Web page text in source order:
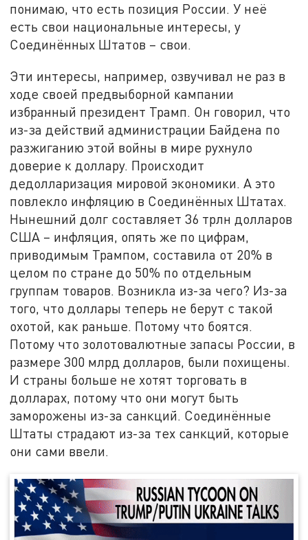
понимаю, что есть позиция России. У неё
есть свои национальные интересы, у
Соединённых Штатов – свои.
Эти интересы, например, озвучивал не раз в
ходе своей предвыборной кампании
избранный президент Трамп. Он говорил, что
из-за действий администрации Байдена по
разжиганию этой войны в мире рухнуло
доверие к доллару. Происходит
дедолларизация мировой экономики. А это
повлекло инфляцию в Соединённых Штатах.
Нынешний долг составляет 36 трлн долларов
США – инфляция, опять же по цифрам,
приводимым Трампом, составила от 20% в
целом по стране до 50% по отдельным
группам товаров. Возникла из-за чего? Из-за
того, что доллары теперь не берут с такой
охотой, как раньше. Потому что боятся.
Потому что золотовалютные запасы России, в
размере 300 млрд долларов, были похищены.
И страны больше не хотят торговать в
долларах, потому что они могут быть
заморожены из-за санкций. Соединённые
Штаты страдают из-за тех санкций, которые
они сами ввели.